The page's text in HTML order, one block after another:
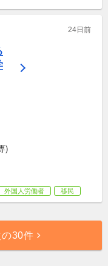
24日前
)
外国人労働者 移民
の30件